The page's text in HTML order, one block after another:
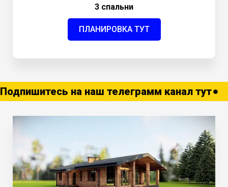
3 спальни
ПЛАНИРОВКА ТУТ
Подпишитесь на наш телеграмм канал тут